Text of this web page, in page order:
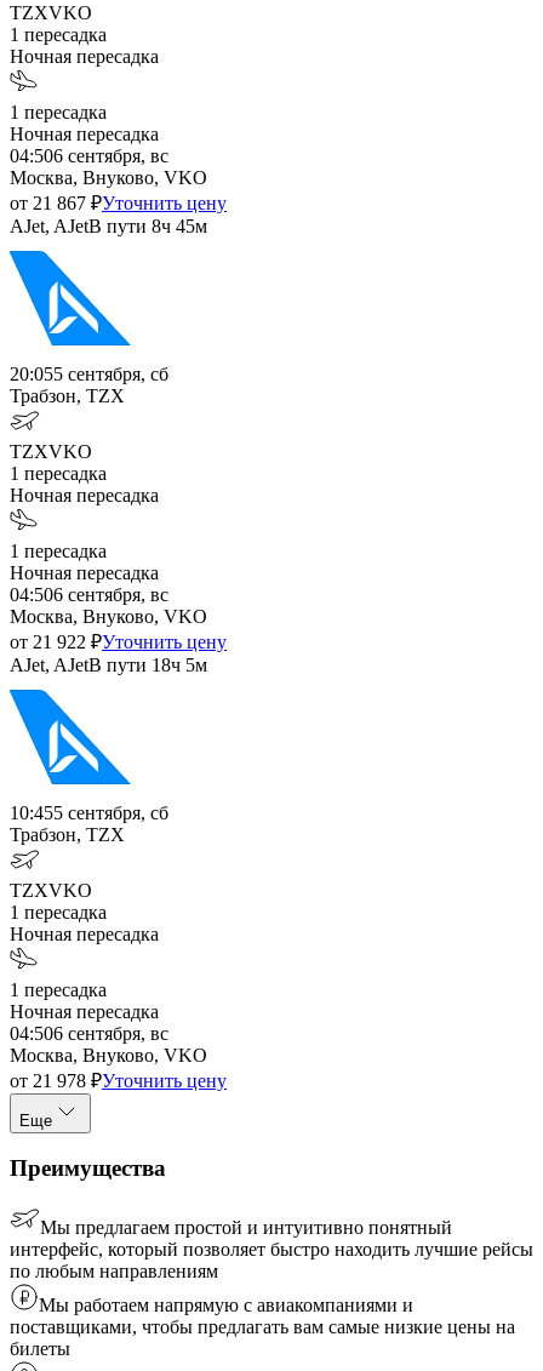
TZXVKO
1 пересадка
Ночная пересадка
1 пересадка
Ночная пересадка
04:506 сентября, вс
Москва, Внуково, VKO
от 21 867 ₽Уточнить цену
AJet, AJetВ пути 8ч 45м
20:055 сентября, сб
Трабзон, TZX
TZXVKO
1 пересадка
Ночная пересадка
1 пересадка
Ночная пересадка
04:506 сентября, вс
Москва, Внуково, VKO
от 21 922 ₽Уточнить цену
AJet, AJetВ пути 18ч 5м
10:455 сентября, сб
Трабзон, TZX
TZXVKO
1 пересадка
Ночная пересадка
1 пересадка
Ночная пересадка
04:506 сентября, вс
Москва, Внуково, VKO
от 21 978 ₽Уточнить цену
Еще
Преимущества
Мы предлагаем простой и интуитивно понятный
интерфейс, который позволяет быстро находить лучшие рейсы
по любым направлениям
Мы работаем напрямую с авиакомпаниями и
поставщиками, чтобы предлагать вам самые низкие цены на
билеты